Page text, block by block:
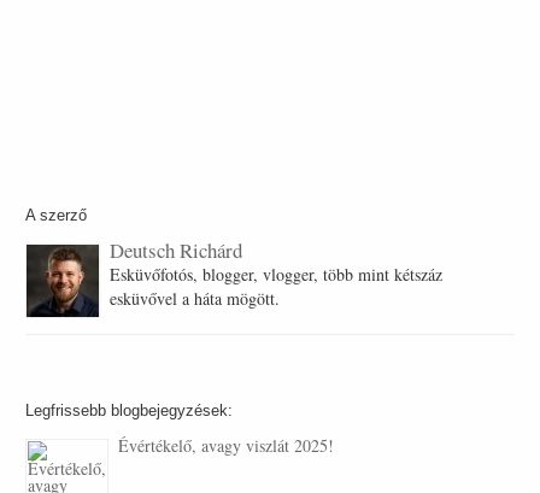
A szerző
Deutsch Richárd
Esküvőfotós, blogger, vlogger, több mint kétszáz
esküvővel a háta mögött.
Legfrissebb blogbejegyzések:
Évértékelő, avagy viszlát 2025!